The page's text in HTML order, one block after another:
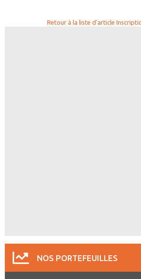
Retour à la liste d'article
NOS PORTEFEUILLES